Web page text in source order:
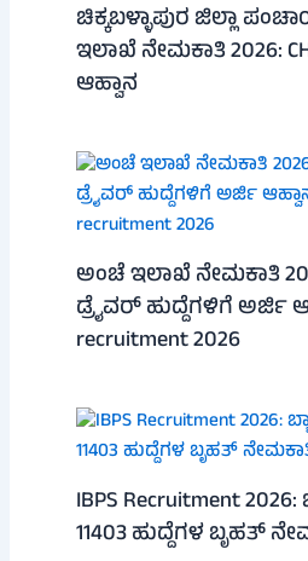
ಚಿಕ್ಕಬಳ್ಳಾಪುರ ಜಿಲ್ಲಾ
ಇಲಾಖೆ ನೇಮಕಾತಿ 2026:
ಆಹ್ವಾನ
ಅಂಚೆ ಇಲಾಖೆ ನೇಮಕಾತಿ
ಡ್ರೈವರ್ ಹುದ್ದೆಗಳಿಗೆ ಅರ್ಜಿ
recruitment 2026
IBPS Recruitment 2026:
11403 ಹುದ್ದೆಗಳ ಬೃಹತ್